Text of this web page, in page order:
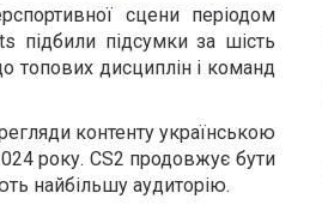
сцени періодом
підбили підсумки за шість
топових дисциплін і команд
контенту українською
року. CS2 продовжує бути
найбільшу аудиторію.